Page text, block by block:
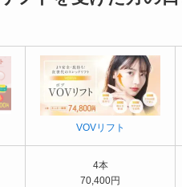
VOVリフト
4本
70,400円